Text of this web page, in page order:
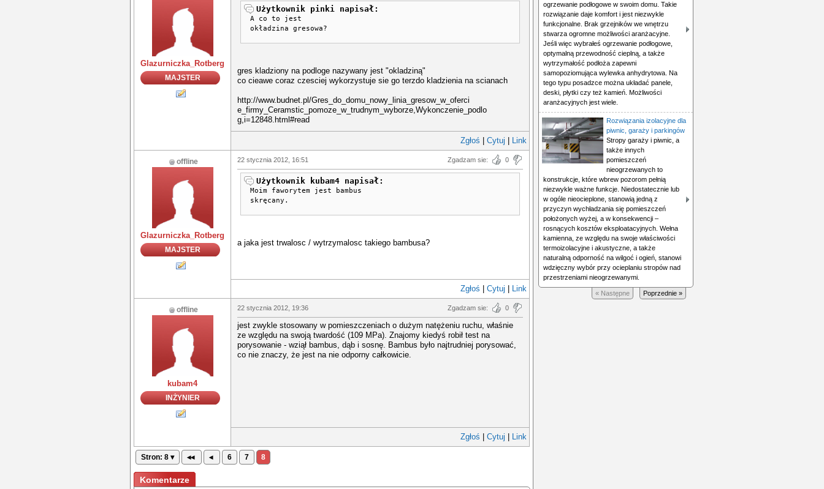
Glazurniczka_Rotberg
MAJSTER
Użytkownik pinki napisał:
A co to jest
okładzina gresowa?
gres kladziony na podloge nazywany jest "okladziną"
co cieawe coraz czesciej wykorzystuje sie go terzdo kladzienia na scianach
http://www.budnet.pl/Gres_do_domu_nowy_linia_gresow_w_oferci
e_firmy_Ceramstic_pomoze_w_trudnym_wyborze,Wykonczenie_podlo
g,i=12848.html#read
Zgłoś Cytuj Link
offline
Glazurniczka_Rotberg
MAJSTER
22 stycznia 2012, 16:51 Zgadzam sie: 0
Użytkownik kubam4 napisał:
Moim faworytem jest bambus
skręcany.
a jaka jest trwalosc / wytrzymalosc takiego bambusa?
Zgłoś Cytuj Link
offline
kubam4
INŻYNIER
22 stycznia 2012, 19:36 Zgadzam sie: 0
jest zwykle stosowany w pomieszczeniach o dużym natężeniu ruchu, właśnie
ze względu na swoją twardość (109 MPa). Znajomy kiedyś robił test na
porysowanie - wziął bambus, dąb i sosnę. Bambus było najtrudniej porysować,
co nie znaczy, że jest na nie odporny całkowicie.
Zgłoś Cytuj Link
Stron: 8 ▾ ◂◂ ◂ 6 7 8
Komentarze
ogrzewanie podłogowe w swoim domu. Takie
rozwiązanie daje komfort i jest niezwykle
funkcjonalne. Brak grzejników we wnętrzu
stwarza ogromne możliwości aranżacyjne.
Jeśli więc wybrałeś ogrzewanie podłogowe,
optymalną przewodność cieplną, a także
wytrzymałość podłoża zapewni
samopoziomująca wylewka anhydrytowa. Na
tego typu posadzce można układać panele,
deski, płytki czy też kamień. Możliwości
aranżacyjnych jest wiele.
Rozwiązania izolacyjne dla
piwnic, garaży i parkingów
Stropy garaży i piwnic, a
także innych
pomieszczeń
nieogrzewanych to
konstrukcje, które wbrew pozorom pełnią
niezwykle ważne funkcje. Niedostatecznie lub
w ogóle nieocieplone, stanowią jedną z
przyczyn wychładzania się pomieszczeń
położonych wyżej, a w konsekwencji –
rosnących kosztów eksploatacyjnych. Wełna
kamienna, ze względu na swoje właściwości
termoizolacyjne i akustyczne, a także
naturalną odporność na wilgoć i ogień, stanowi
wdzięczny wybór przy ocieplaniu stropów nad
przestrzeniami nieogrzewanymi.
Poprzednie »
« Następne